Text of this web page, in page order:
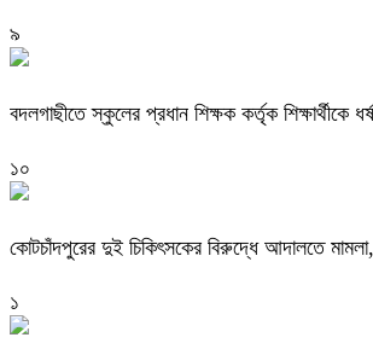
৯
বদলগাছীতে স্কুলের প্রধান শিক্ষক কর্তৃক শিক্ষার্থীকে
১০
কোটচাঁদপুরের দুই চিকিৎসকের বিরুদ্ধে আদালতে
১